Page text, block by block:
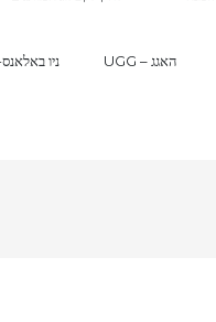
NEW BALANCE-ניו באלאנס UGG – האגג